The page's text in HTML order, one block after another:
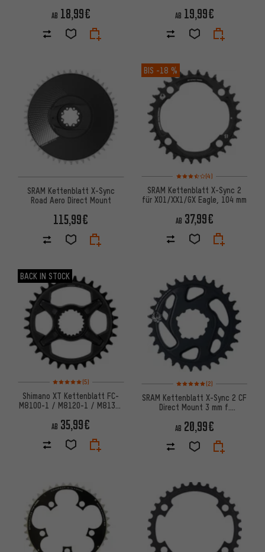
AB 18,99€ AB 19,99€
SRAM Kettenblatt X-Sync
Road Aero Direct Mount
115,99€
BIS -18 %
Bewertungen: 3,5 von 5
(4)
SRAM Kettenblatt X-Sync 2
für X01/XX1/GX Eagle, 104 mm
AB 37,99€
BACK IN STOCK
Bewertungen: 5 von 5 basierend auf 5 Bewertungen
(5)
Shimano XT Kettenblatt FC-
M8100-1 / M8120-1 / M8130-
AB 35,99€
Bewertungen: 5 von 5
(2)
SRAM Kettenblatt X-Sync 2 CF
Direct Mount 3 mm f.
AB 20,99€